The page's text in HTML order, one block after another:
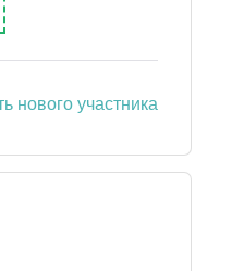
нового участника